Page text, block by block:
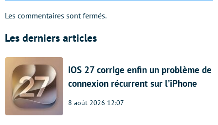
Les commentaires sont fermés.
Les derniers articles
iOS 27 corrige enfin un problème de
connexion récurrent sur l’iPhone
8 août 2026 12:07